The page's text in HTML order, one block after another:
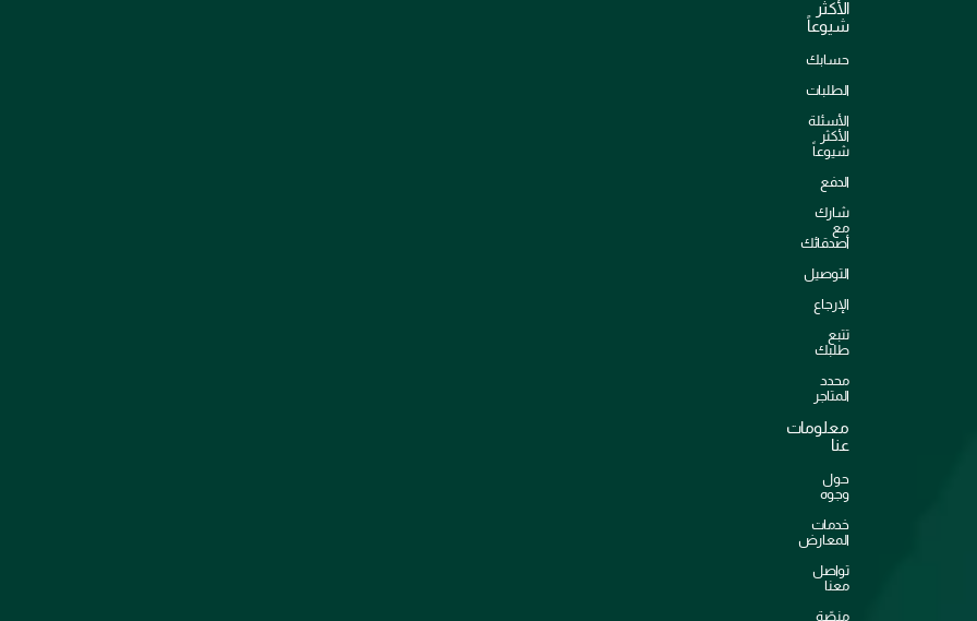
الأكثر
شيوعاً
حسابك
الطلبات
الأسئلة
الأكثر
شيوعاً
الدفع
شارك
مع
أصدقائك
التوصيل
الإرجاع
تتبع
طلبك
محدد
المتاجر
معلومات
عنا
حول
وجوه
خدمات
المعارض
تواصل
معنا
منصّة